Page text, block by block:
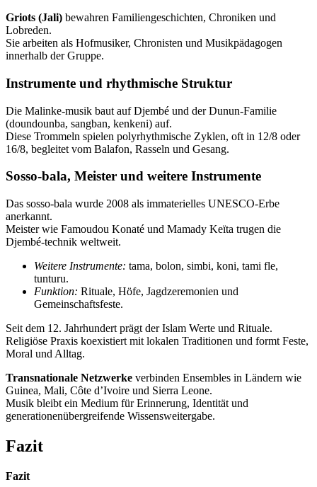
Griots (Jali) bewahren Familiengeschichten, Chroniken und
Lobreden.
Sie arbeiten als Hofmusiker, Chronisten und Musikpädagogen
innerhalb der Gruppe.
Instrumente und rhythmische Struktur
Die Malinke‑musik baut auf Djembé und der Dunun‑Familie
(doundounba, sangban, kenkeni) auf.
Diese Trommeln spielen polyrhythmische Zyklen, oft in 12/8 oder
16/8, begleitet vom Balafon, Rasseln und Gesang.
Sosso‑bala, Meister und weitere Instrumente
Das sosso‑bala wurde 2008 als immaterielles UNESCO‑Erbe
anerkannt.
Meister wie Famoudou Konaté und Mamady Keïta trugen die
Djembé‑technik weltweit.
Weitere Instrumente: tama, bolon, simbi, koni, tami fle,
tunturu.
Funktion: Rituale, Höfe, Jagdzeremonien und
Gemeinschaftsfeste.
Seit dem 12. Jahrhundert prägt der Islam Werte und Rituale.
Religiöse Praxis koexistiert mit lokalen Traditionen und formt Feste,
Moral und Alltag.
Transnationale Netzwerke verbinden Ensembles in Ländern wie
Guinea, Mali, Côte d’Ivoire und Sierra Leone.
Musik bleibt ein Medium für Erinnerung, Identität und
generationenübergreifende Wissensweitergabe.
Fazit
Fazit